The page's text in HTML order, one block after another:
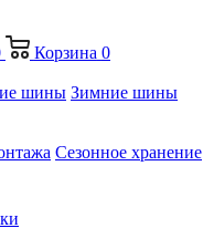
Корзина 0
шины Зимние шины
Сезонное хранение